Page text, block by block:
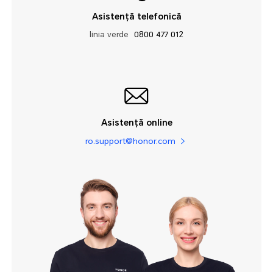
Asistență telefonică
linia verde 0800 477 012
Asistență online
ro.support@honor.com